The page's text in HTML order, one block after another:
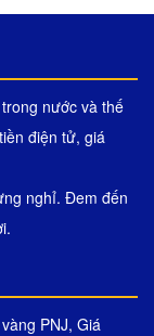
nước và thế
điện tử, giá
nghỉ. Đem đến
PNJ, Giá